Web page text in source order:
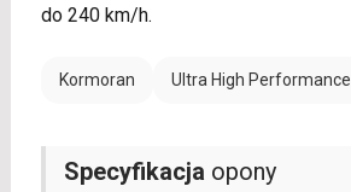
do 240 km/h.
Kormoran Ultra High Performance
Specyfikacja opony